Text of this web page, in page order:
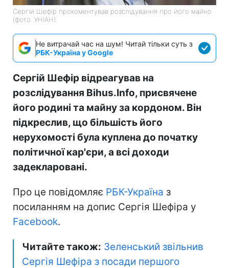
Сергій Шефір прокоментував розслідування про його майно
(фото: УНІАН)
Не витрачай час на шум! Читай тільки суть з
РБК-Україна у Google
Сергій Шефір відреагував на
розслідування Bihus.Info, присвячене
його родині та майну за кордоном. Він
підкреслив, що більшість його
нерухомості була куплена до початку
політичної кар'єри, а всі доходи
задекларовані.
Про це повідомляє РБК-Україна з
посиланням на допис Сергія Шефіра у
Facebook.
Читайте також: Зеленський звільнив
Сергія Шефіра з посади першого